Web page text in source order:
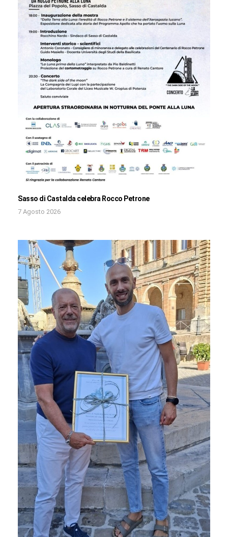
Sasso di Castalda celebra Rocco Petrone
7 Agosto 2026